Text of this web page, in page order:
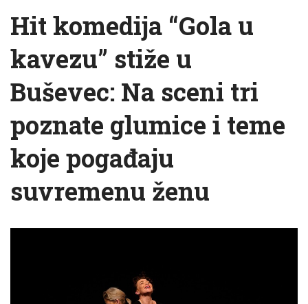
Hit komedija “Gola u
kavezu” stiže u
Buševec: Na sceni tri
poznate glumice i teme
koje pogađaju
suvremenu ženu